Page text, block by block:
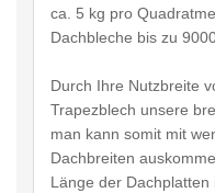
ca. 5 kg pro
Dachbleche bis zu
Durch Ihre Nutzbreite
Trapezblech unsere
man kann somit mit
Dachbreiten
Länge der